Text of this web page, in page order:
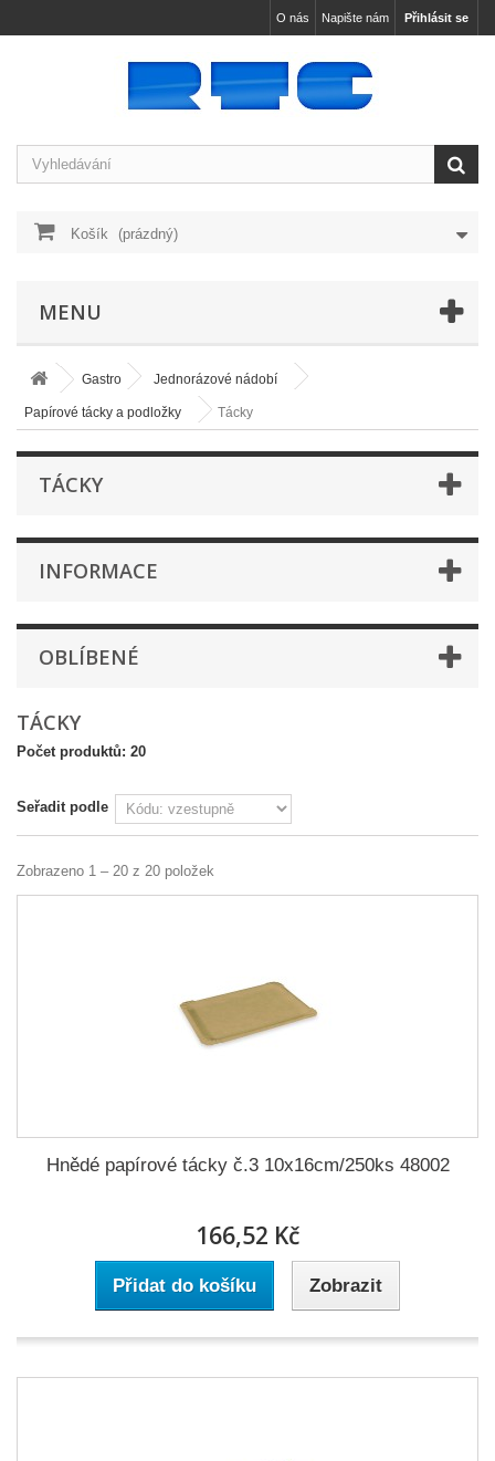
Přihlásit se
Napište nám
O nás
Košík (prázdný)
MENU
Gastro Jednorázové nádobí
Papírové tácky a podložky Tácky
TÁCKY
INFORMACE
OBLÍBENÉ
TÁCKY
Počet produktů: 20
Seřadit podle
Zobrazeno 1 – 20 z 20 položek
Hnědé papírové tácky č.3 10x16cm/250ks 48002
166,52 Kč
Přidat do košíku Zobrazit